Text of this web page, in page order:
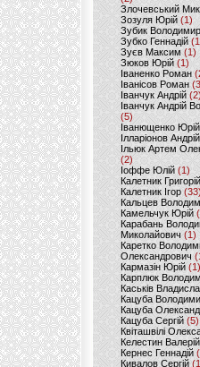
Злочевський
Зозуля Юрій (1)
Зубик Володимир
Зубко Геннадій
Зуєв Максим(1)
Зюков Юрій (1)
Іваненко Роман
Іванісов Роман
Іванчук Андрій(2)
Іванчук Андрій
(5)
Іванющенко Юрій
Ілларіонов Андрій
Ільюк Артем
(2)
Іоффе Юлій (1)
Калетник Григорій
Калетник Ігор (33)
Кальцев
Камельчук Юрій
Карабань
Миколайович (1)
Каретко
Олександрович
Кармазін Юрій(1)
Карплюк
Каськів
Кацуба
Кацуба
Кацуба Сергій (5)
Квіташвілі
Келестин Валерій
Кернес Геннадій
Кивалов Сергій